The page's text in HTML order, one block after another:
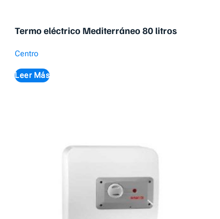
Termo eléctrico Mediterráneo 80 litros
Centro
Leer Más